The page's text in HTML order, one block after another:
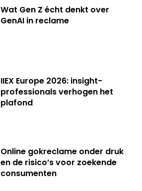
Wat Gen Z écht denkt over
GenAI in reclame
IIEX Europe 2026: insight-
professionals verhogen het
plafond
Online gokreclame onder druk
en de risico’s voor zoekende
consumenten